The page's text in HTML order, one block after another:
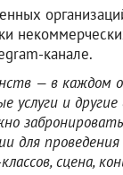
канале.
— в каждом
услуги и
для
сцена,